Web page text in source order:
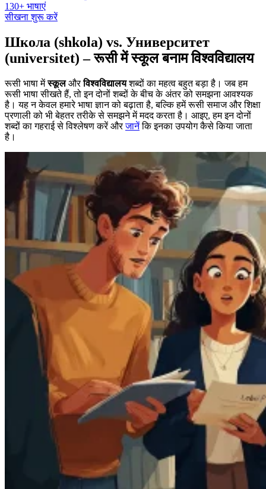
130+ भाषाएं
सीखना शुरू करें
Школа (shkola) vs. Университет
(universitet) – रूसी में स्कूल बनाम विश्वविद्यालय
रूसी भाषा मेंस्कूलऔरविश्वविद्यालयशब्दों का महत्व बहुत बड़ा है। जब हम
रूसी भाषा सीखते हैं, तो इन दोनों शब्दों के बीच के अंतर को समझना आवश्यक
है। यह न केवल हमारे भाषा ज्ञान को बढ़ाता है, बल्कि हमें रूसी समाज और शिक्षा
प्रणाली को भी बेहतर तरीके से समझने में मदद करता है। आइए, हम इन दोनों
शब्दों का गहराई से विश्लेषण करें औरजानेंकि इनका उपयोग कैसे किया जाता
है।